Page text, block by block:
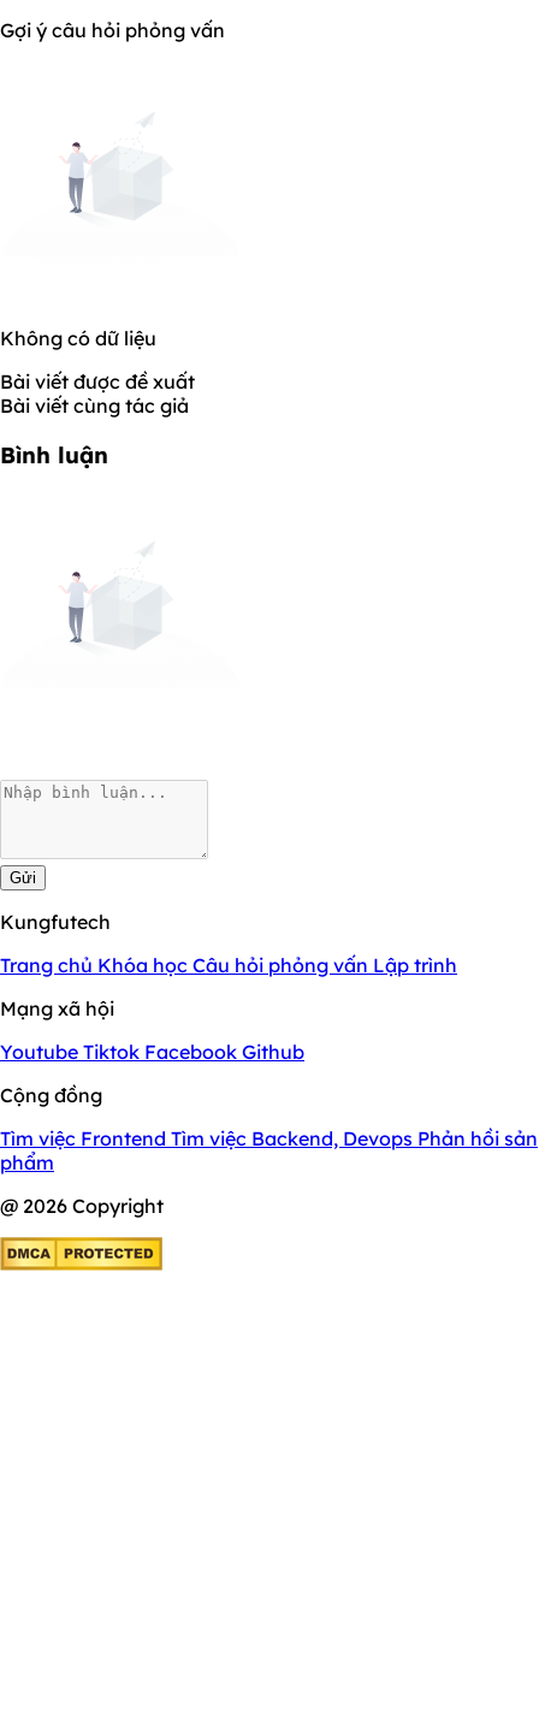
Gợi ý câu hỏi phỏng vấn
Không có dữ liệu
Bài viết được đề xuất
Bài viết cùng tác giả
Bình luận
Gửi
Kungfutech
Trang chủ Khóa học Câu hỏi phỏng vấn Lập trình
Mạng xã hội
Youtube Tiktok Facebook Github
Cộng đồng
Tìm việc Frontend Tìm việc Backend, Devops Phản hồi sản
phẩm
@ 2026 Copyright